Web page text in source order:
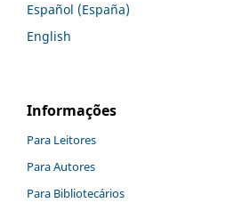
Español (España)
English
Informações
Para Leitores
Para Autores
Para Bibliotecários